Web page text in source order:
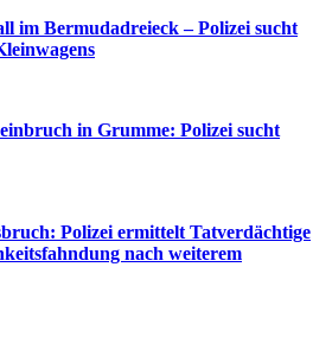
im Bermudadreieck – Polizei sucht
in Grumme: Polizei sucht
Polizei ermittelt Tatverdächtige
nach weiterem